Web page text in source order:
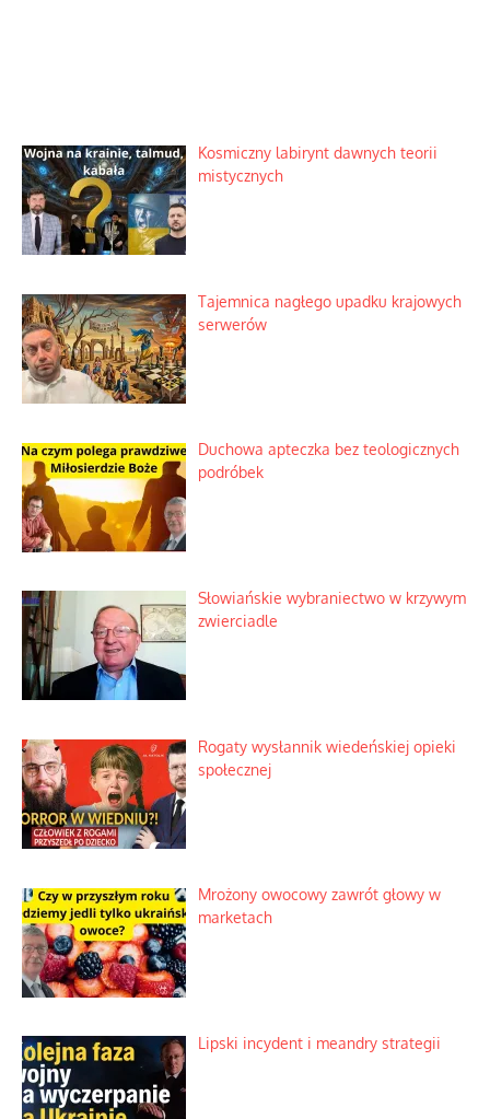
Kosmiczny labirynt dawnych teorii
mistycznych
Tajemnica nagłego upadku krajowych
serwerów
Duchowa apteczka bez teologicznych
podróbek
Słowiańskie wybraniectwo w krzywym
zwierciadle
Rogaty wysłannik wiedeńskiej opieki
społecznej
Mrożony owocowy zawrót głowy w
marketach
Lipski incydent i meandry strategii